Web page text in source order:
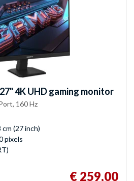
4K UHD gaming monitor
160 Hz
(27 inch)
pixels
€ 259,00